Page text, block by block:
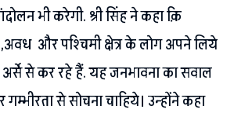
भी करेगी. श्री सिंह ने कहा क़ि
और पश्चिमी क्षेत्र के लोग अपने लिये
से कर रहे हैं. यह जनभावना का सवाल
गम्भीरता से सोचना चाहिये। उन्होंने कहा